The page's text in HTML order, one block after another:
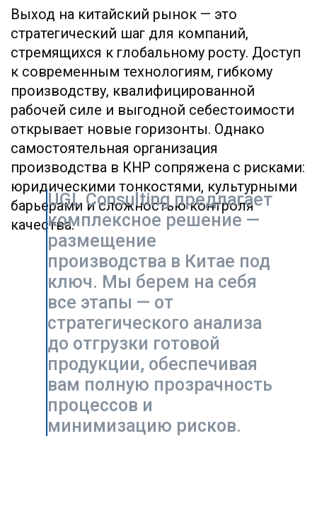
Оглавление
Размещение производства в
Что входит в наши услуги
по организации производства
в Китае
Почему компании выбирают
UGL Consulting для выхода
на китайский рынок?
Часто задаваемые вопросы
юридическими тонкостями, культурными
барьерами и сложностью контроля
качества.
UGL Consulting предлагает
комплексное решение —
размещение
производства в Китае под
ключ. Мы берем на себя
все этапы — от
стратегического анализа
до отгрузки готовой
продукции, обеспечивая
вам полную прозрачность
процессов и
минимизацию рисков.